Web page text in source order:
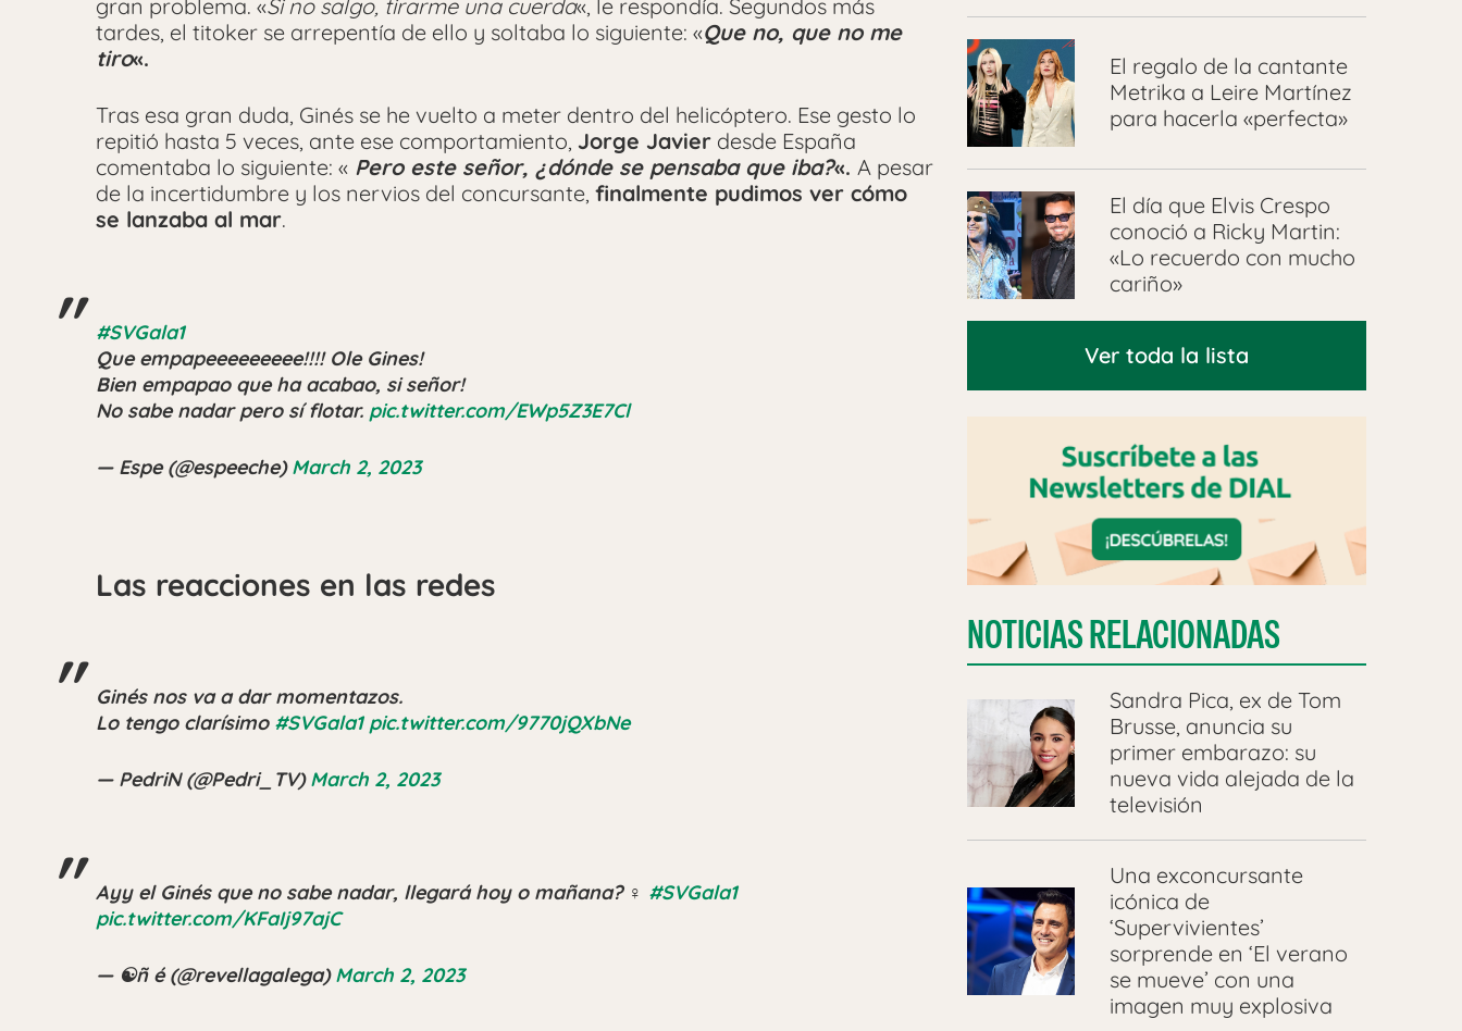
gran problema. «Si no salgo, tirarme una cuerda«, le respondía. Segundos más
tardes, el titoker se arrepentía de ello y soltaba lo siguiente: «Que no, que no me
tiro«.
Tras esa gran duda, Ginés se he vuelto a meter dentro del helicóptero. Ese gesto lo
repitió hasta 5 veces, ante ese comportamiento, Jorge Javier desde España
comentaba lo siguiente: « Pero este señor, ¿dónde se pensaba que iba?«. A pesar
de la incertidumbre y los nervios del concursante, finalmente pudimos ver cómo
se lanzaba al mar.
#SVGala1
Que empapeeeeeeeee!!!! Ole Gines!
Bien empapao que ha acabao, si señor!
No sabe nadar pero sí flotar. pic.twitter.com/EWp5Z3E7Cl
— Espe (@espeeche)March 2, 2023
Las reacciones en las redes
Ginés nos va a dar momentazos.
Lo tengo clarísimo #SVGala1 pic.twitter.com/9770jQXbNe
— PedriN (@Pedri_TV)March 2, 2023
Ayy el Ginés que no sabe nadar, llegará hoy o mañana? ‍♀️ #SVGala1
pic.twitter.com/KFaIj97ajC
— ☯ñ é (@revellagalega)March 2, 2023
El regalo de la cantante
Metrika a Leire Martínez
para hacerla «perfecta»
El día que Elvis Crespo
conoció a Ricky Martin:
«Lo recuerdo con mucho
cariño»
Ver toda la lista
NOTICIAS RELACIONADAS
Sandra Pica, ex de Tom
Brusse, anuncia su
primer embarazo: su
nueva vida alejada de la
televisión
Una exconcursante
icónica de
‘Supervivientes’
sorprende en ‘El verano
se mueve’ con una
imagen muy explosiva